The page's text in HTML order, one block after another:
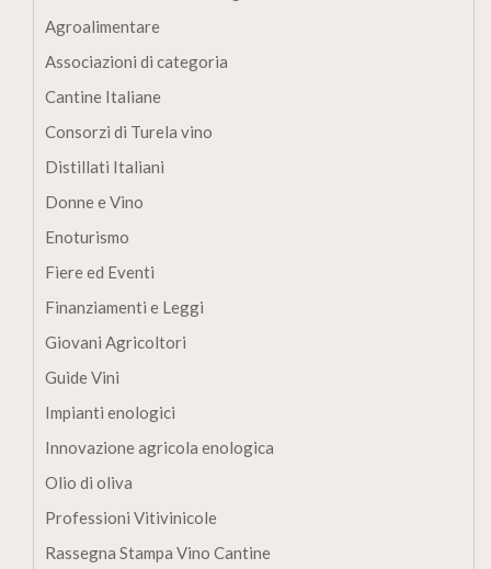
Agroalimentare
Associazioni di categoria
Cantine Italiane
Consorzi di Turela vino
Distillati Italiani
Donne e Vino
Enoturismo
Fiere ed Eventi
Finanziamenti e Leggi
Giovani Agricoltori
Guide Vini
Impianti enologici
Innovazione agricola enologica
Olio di oliva
Professioni Vitivinicole
Rassegna Stampa Vino Cantine